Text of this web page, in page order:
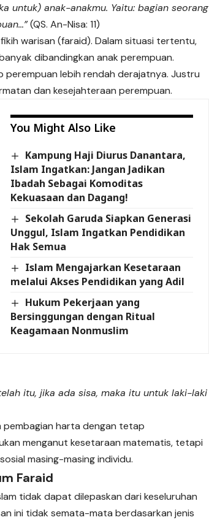
untuk) anak-anakmu. Yaitu: bagian seorang
(QS. An-Nisa: 11)
warisan (faraid). Dalam situasi tertentu,
dibandingkan anak perempuan.
perempuan lebih rendah derajatnya. Justru
dan kesejahteraan perempuan.
You Might Also Like
Kampung Haji Diurus Danantara,
Islam Ingatkan: Jangan Jadikan
Ibadah Sebagai Komoditas
Kekuasaan dan Dagang!
Sekolah Garuda Siapkan Generasi
Unggul, Islam Ingatkan Pendidikan
Hak Semua
Islam Mengajarkan Kesetaraan
melalui Akses Pendidikan yang Adil
Hukum Pekerjaan yang
Bersinggungan dengan Ritual
Keagamaan Nonmuslim
itu, jika ada sisa, maka itu untuk laki-laki
pembagian harta dengan tetap
menganut kesetaraan matematis, tetapi
masing-masing individu.
Faraid
tidak dapat dilepaskan dari keseluruhan
ini tidak semata-mata berdasarkan jenis